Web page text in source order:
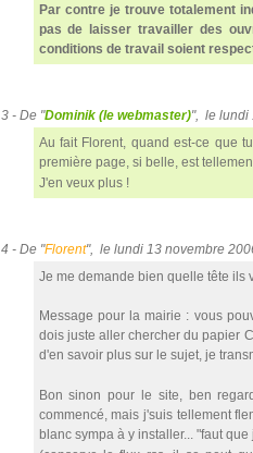
Par contre je trouve totalement
pas de laisser travailler des
conditions de travail soient
3 - De "Dominik (le webmaster)", le lundi
Au fait Florent, quand est-ce que
première page, si belle, est
J'en veux plus !
4 - De "Florent", le lundi 13 novembre
Je me demande bien quelle tête ils
Message pour la mairie : vous
dois juste aller chercher du papier
d'en savoir plus sur le sujet, je
Bon sinon pour le site, ben
commencé, mais j'suis tellement
blanc sympa à y installer... "faut